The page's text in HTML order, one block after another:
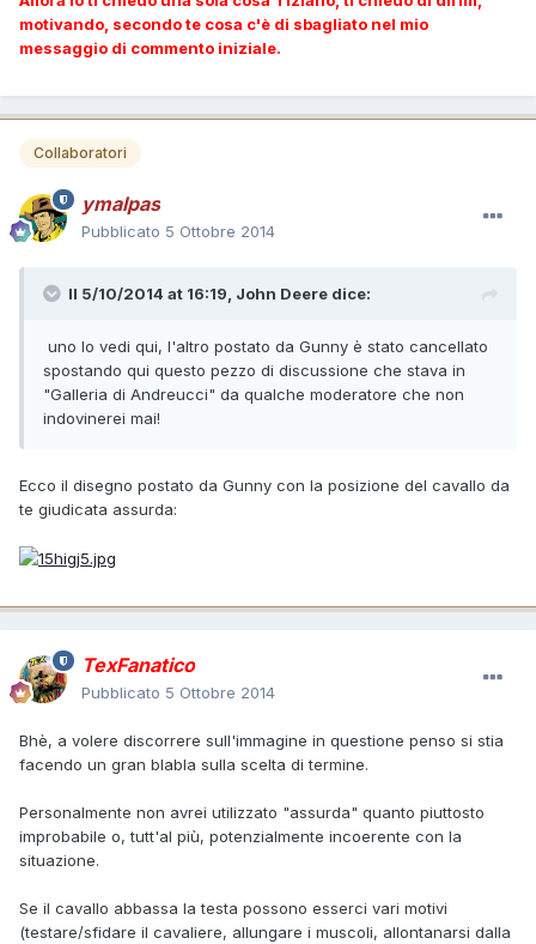
motivando, secondo te cosa c'è di sbagliato nel mio
messaggio di commento iniziale.
Collaboratori
ymalpas
Pubblicato 5 Ottobre 2014
Il 5/10/2014 at 16:19, John Deere dice:
uno lo vedi qui, l'altro postato da Gunny è stato cancellato
spostando qui questo pezzo di discussione che stava in
"Galleria di Andreucci" da qualche moderatore che non
indovinerei mai!
Ecco il disegno postato da Gunny con la posizione del cavallo da
te giudicata assurda:
TexFanatico
Pubblicato 5 Ottobre 2014
Bhè, a volere discorrere sull'immagine in questione penso si stia
facendo un gran blabla sulla scelta di termine.
Personalmente non avrei utilizzato "assurda" quanto piuttosto
improbabile o, tutt'al più, potenzialmente incoerente con la
situazione.
Se il cavallo abbassa la testa possono esserci vari motivi
(testare/sfidare il cavaliere, allungare i muscoli, allontanarsi dalla